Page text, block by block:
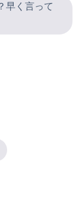
早く言って